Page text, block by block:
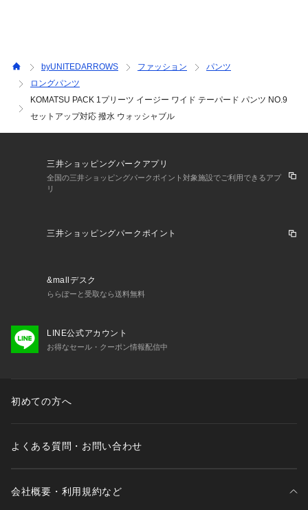
※商品の色味の目安は、商品単体の画像をご参照ください。
※画像の商品はサンプルです。
byUNITEDARROWS ファッション
パンツ
ロングパンツ
KOMATSU PACK 1プリーツ イージー ワイド テーパード パンツ NO.9
セットアップ対応 撥水 ウォッシャブル
三井ショッピングパークアプリ
全国の三井ショッピングパークポイント対象施設でご利用できるアプ
リ
三井ショッピングパークポイント
&mallデスク
ららぽーと受取なら送料無料
LINE公式アカウント
お得なセール・クーポン情報配信中
初めての方へ
よくある質問・お問い合わせ
会社概要・利用規約など